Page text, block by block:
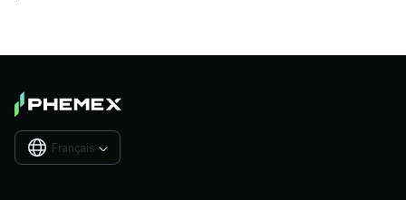
Français 